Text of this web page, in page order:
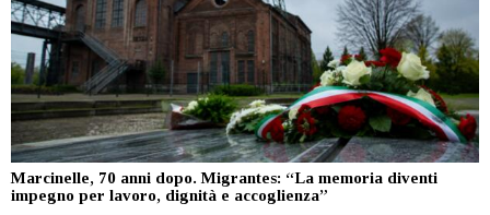
Marcinelle, 70 anni dopo. Migrantes: “La memoria diventi
impegno per lavoro, dignità e accoglienza”